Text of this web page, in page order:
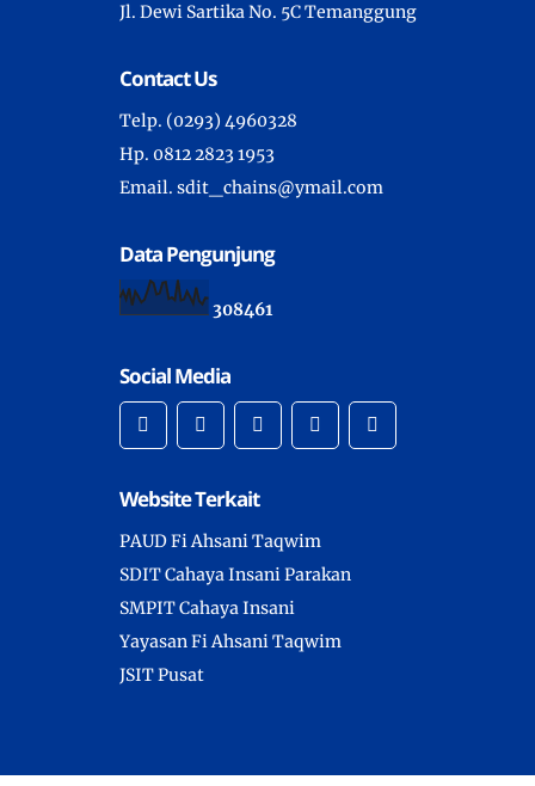
Jl. Dewi Sartika No. 5C Temanggung
Contact Us
Telp. (0293) 4960328
Hp. 0812 2823 1953
Email. sdit_chains@ymail.com
Data Pengunjung
308461
Social Media
Website Terkait
PAUD Fi Ahsani Taqwim
SDIT Cahaya Insani Parakan
SMPIT Cahaya Insani
Yayasan Fi Ahsani Taqwim
JSIT Pusat